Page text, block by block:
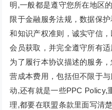
明,一般都是遵守您所在地区
限于金融服务法规，数据保
和知识产权准则，诚实守信
会员获取，并完全遵守所有
为了履行本协议描述的服务
营成本费用，包括但不限于
动,还有就是一些PPC Policy,
理,都要在联盟条款里面写清